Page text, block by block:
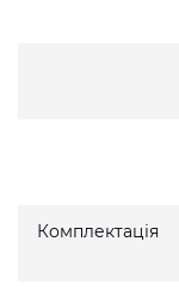
Комплектація